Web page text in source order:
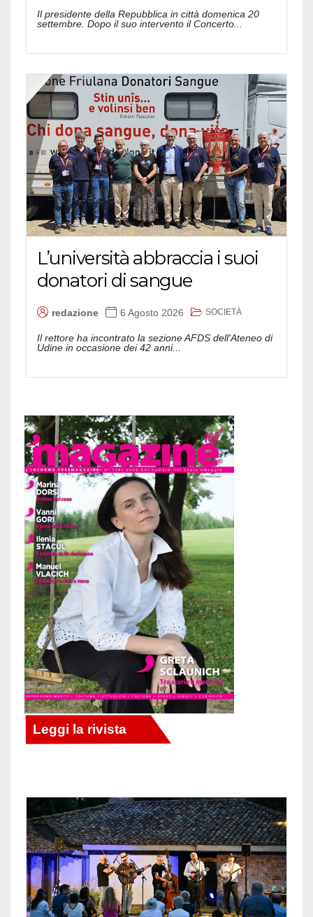
Il presidente della Repubblica in città domenica 20
settembre. Dopo il suo intervento il Concerto...
L’università abbraccia i suoi
donatori di sangue
redazione 6 Agosto 2026 SOCIETÀ
Il rettore ha incontrato la sezione AFDS dell'Ateneo di
Udine in occasione dei 42 anni...